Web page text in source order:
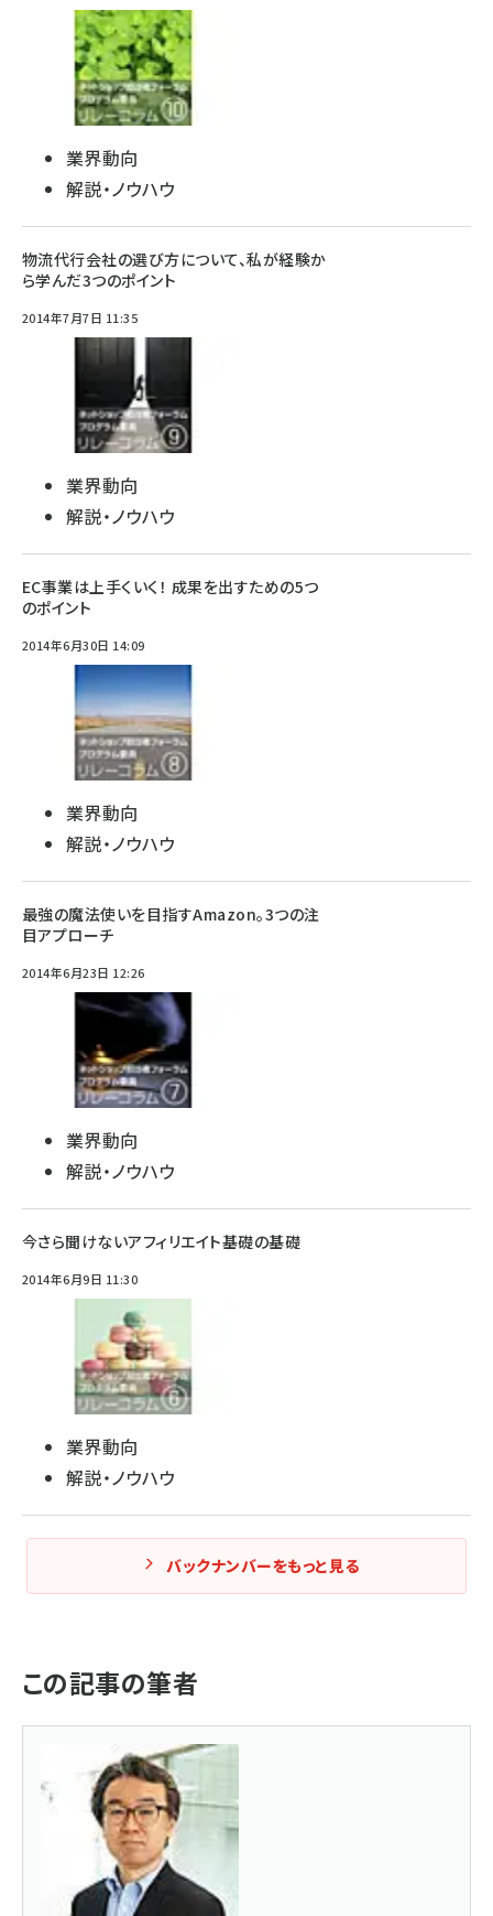
業界動向
解説・ノウハウ
物流代行会社の選び方について、私が経験か
ら学んだ3つのポイント
2014年7月7日 11:35
業界動向
解説・ノウハウ
EC事業は上手くいく！ 成果を出すための5つ
のポイント
2014年6月30日 14:09
業界動向
解説・ノウハウ
最強の魔法使いを目指すAmazon。3つの注
目アプローチ
2014年6月23日 12:26
業界動向
解説・ノウハウ
今さら聞けないアフィリエイト基礎の基礎
2014年6月9日 11:30
業界動向
解説・ノウハウ
バックナンバーをもっと見る
この記事の筆者